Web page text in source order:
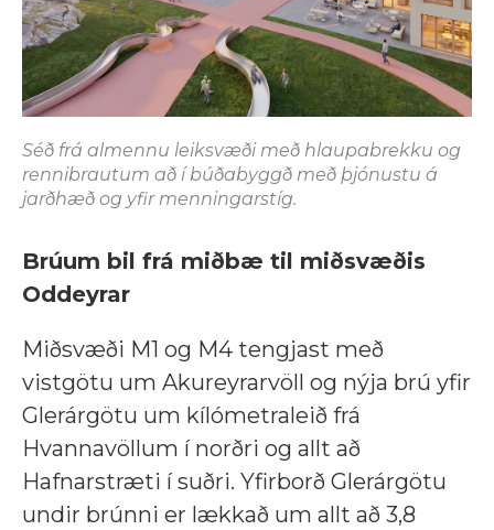
Séð frá almennu leiksvæði með hlaupabrekku og
rennibrautum að í búðabyggð með þjónustu á
jarðhæð og yfir menningarstíg.
Brúum bil frá miðbæ til miðsvæðis
Oddeyrar
Miðsvæði M1 og M4 tengjast með
vistgötu um Akureyrarvöll og nýja brú yfir
Glerárgötu um kílómetraleið frá
Hvannavöllum í norðri og allt að
Hafnarstræti í suðri. Yfirborð Glerárgötu
undir brúnni er lækkað um allt að 3,8